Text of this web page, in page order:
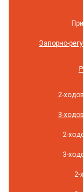
Запорно-
2-
3-
2-
3-
2-